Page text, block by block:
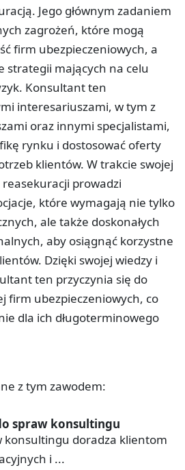
Jego głównym zadaniem
zagrożeń, które mogą
firm ubezpieczeniowych, a
strategii mających na celu
Konsultant ten
interesariuszami, w tym z
oraz innymi specjalistami,
rynku i dostosować oferty
klientów. W trakcie swojej
prowadzi
które wymagają nie tylko
ale także doskonałych
aby osiągnąć korzystne
Dzięki swojej wiedzy i
ten przyczynia się do
firm ubezpieczeniowych, co
dla ich długoterminowego
z tym zawodem:
spraw konsultingu
konsultingu doradza klientom
i ...